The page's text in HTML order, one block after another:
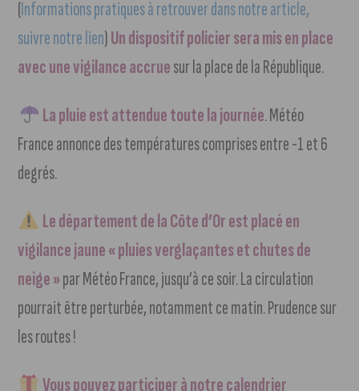
(Informations pratiques à retrouver dans notre article,
suivre notre lien)Un dispositif policier sera mis en place
avec une vigilance accruesur la place de la République.
La pluie est attendue toute la journée. Météo
France annonce des températures comprises entre -1 et 6
degrés.
Le département de la Côte d’Or est placé en
vigilance jaune « pluies verglaçantes et chutes de
neige »par Météo France, jusqu’à ce soir. La circulation
pourrait être perturbée, notamment ce matin. Prudence sur
les routes !
Vous pouvez participer à notre calendrier